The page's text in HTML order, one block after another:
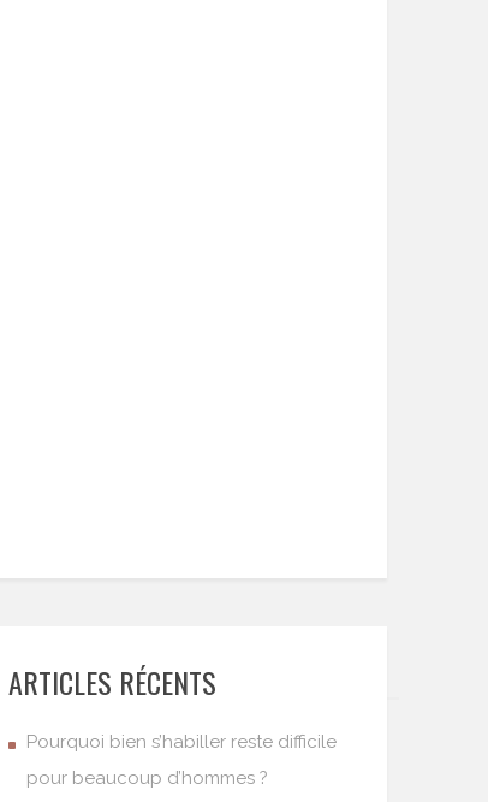
ARTICLES RÉCENTS
Pourquoi bien s’habiller reste difficile
pour beaucoup d’hommes ?